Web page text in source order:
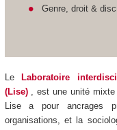
Genre, droit &
Le
Laboratoire
(Lise) , est une unité
Lise a pour ancrages
organisations, et la